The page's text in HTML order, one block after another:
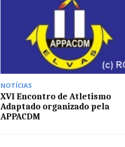
NOTÍCIAS
XVI Encontro de Atletismo
Adaptado organizado pela
APPACDM